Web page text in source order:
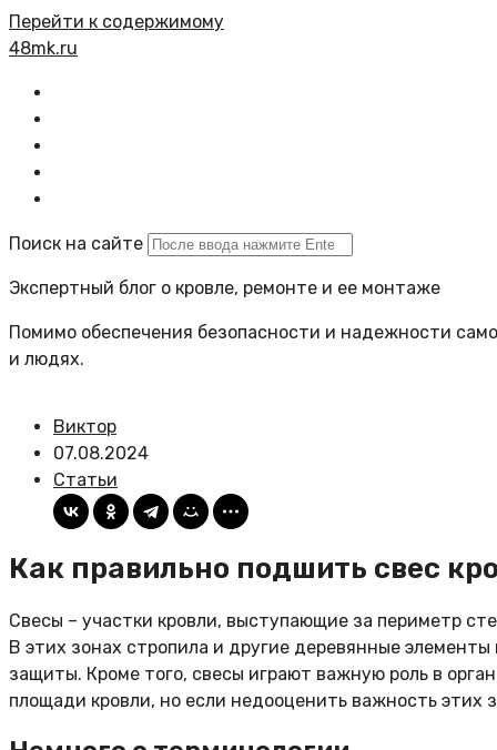
Перейти к содержимому
48mk.ru
Поиск на сайте
Экспертный блог о кровле, ремонте и ее монтаже
Помимо обеспечения безопасности и надежности
и людях.
Виктор
07.08.2024
Статьи
Как правильно подшить свес
Свесы – участки кровли, выступающие за периметр
В этих зонах стропила и другие деревянные
защиты. Кроме того, свесы играют важную роль в
площади кровли, но если недооценить важность этих